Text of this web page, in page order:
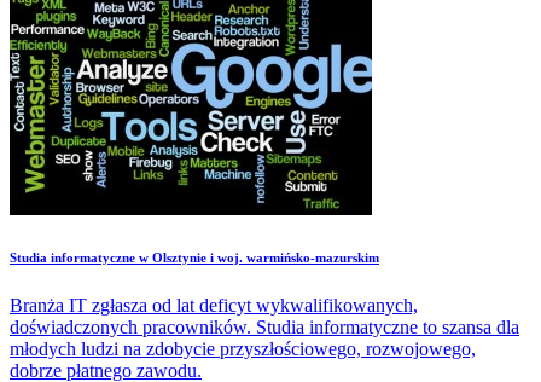
Studia informatyczne w Olsztynie i woj. warmińsko-mazurskim
Branża IT zgłasza od lat deficyt wykwalifikowanych,
doświadczonych pracowników. Studia informatyczne to szansa dla
młodych ludzi na zdobycie przyszłościowego, rozwojowego,
dobrze płatnego zawodu.